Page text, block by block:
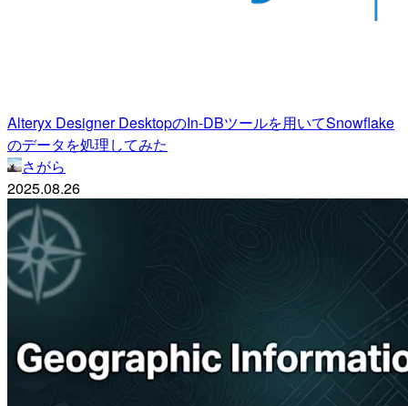
Alteryx Designer DesktopのIn-DBツールを用いてSnowflake
のデータを処理してみた
さがら
2025.08.26